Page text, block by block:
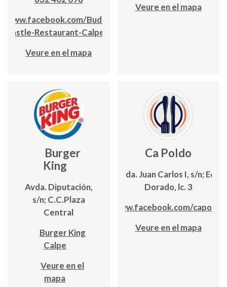
www.facebook.com/Buddha-
Castle-Restaurant-Calpe
Veure en el mapa
Veure en el mapa
Burger
King
Avda. Diputación,
s/n; C.C.Plaza
Central
Burger King
Calpe
Veure en el
mapa
Ca Poldo
Avda. Juan Carlos I, s/n; Edf.
Dorado, lc. 3
www.facebook.com/capoldo
Veure en el mapa